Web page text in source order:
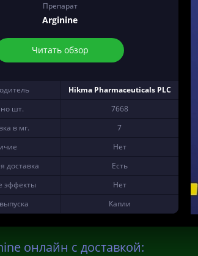
Препарат
Arginine
Читать обзор
Hikma Pharmaceuticals PLC
шт.
7668
в мг.
7
Нет
доставка
Есть
эффекты
Нет
Капли
онлайн с доставкой: